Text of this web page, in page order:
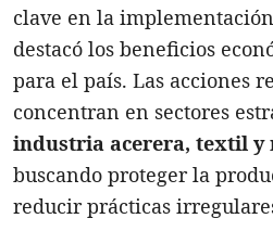
clave en la
destacó los beneficios
para el país. Las acciones
concentran en sectores
industria acerera, textil y
buscando proteger la
reducir prácticas